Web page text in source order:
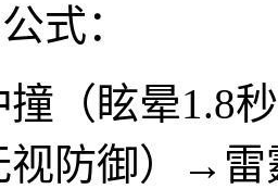
式：
撞（眩晕1.8
视防御）→雷